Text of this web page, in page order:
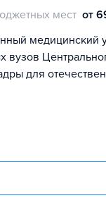
мест от
вузов
для